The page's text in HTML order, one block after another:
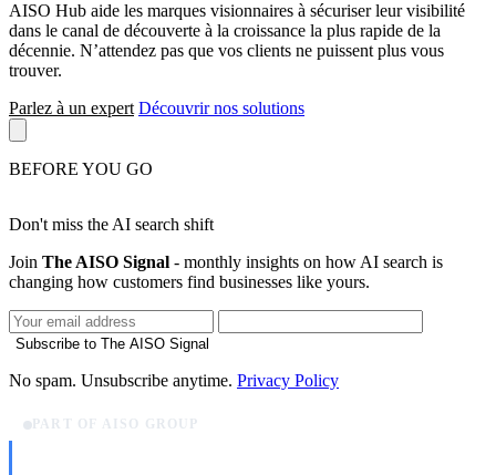
AISO Hub aide les marques visionnaires à sécuriser leur visibilité
dans le canal de découverte à la croissance la plus rapide de la
décennie. N’attendez pas que vos clients ne puissent plus vous
trouver.
Parlez à un expert Découvrir nos solutions
BEFORE YOU GO
Don't miss the AI search shift
Join The AISO Signal - monthly insights on how AI search is
changing how customers find businesses like yours.
Subscribe to The AISO Signal
No spam. Unsubscribe anytime. Privacy Policy
PART OF AISO GROUP